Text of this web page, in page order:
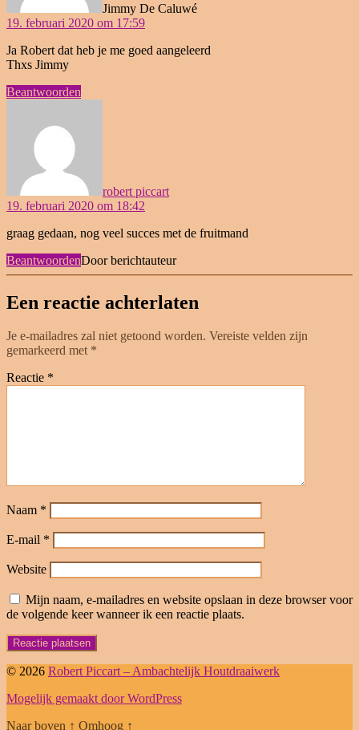
Jimmy De Caluwé
19. februari 2020 om 17:59
Ja Robert dat heb je me goed aangeleerd
Thxs Jimmy
Beantwoorden
robert piccart
19. februari 2020 om 18:42
graag gedaan, nog veel succes met de fruitmand
BeantwoordenDoor berichtauteur
Een reactie achterlaten
Je e-mailadres zal niet getoond worden. Vereiste velden zijn
gemarkeerd met *
Reactie *
Naam *
E-mail *
Website
Mijn naam, e-mailadres en website opslaan in deze browser voor
de volgende keer wanneer ik een reactie plaats.
© 2026 Robert Piccart – Ambachtelijk Houtdraaiwerk
Mogelijk gemaakt door WordPress
Naar boven ↑ Omhoog ↑